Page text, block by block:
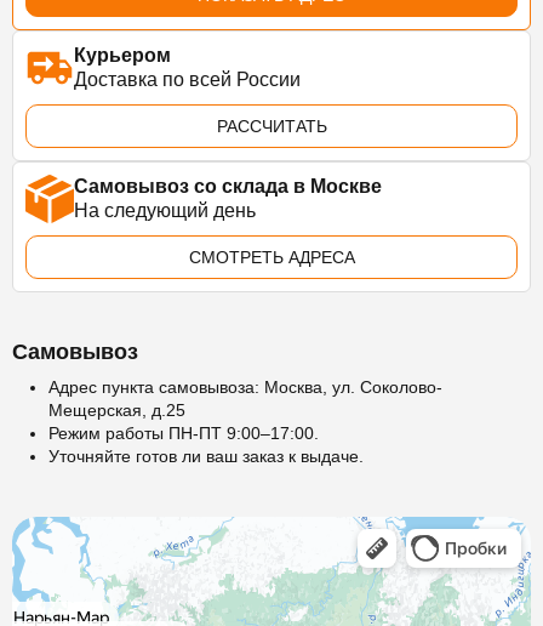
Курьером
Доставка по всей России
РАССЧИТАТЬ
Самовывоз со склада в Москве
На следующий день
СМОТРЕТЬ АДРЕСА
Самовывоз
Адрес пункта самовывоза: Москва, ул. Соколово-
Мещерская, д.25
Режим работы ПН-ПТ 9:00–17:00.
Уточняйте готов ли ваш заказ к выдаче.